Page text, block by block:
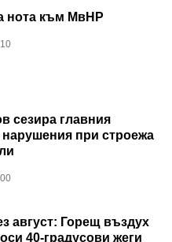
нота към МвНР
сезира главния
нарушения при строежа
август: Горещ въздух
40-градусови жеги